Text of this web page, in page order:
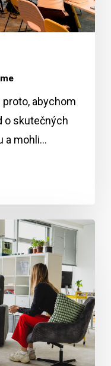
abychom
o skutečných
a mohli…